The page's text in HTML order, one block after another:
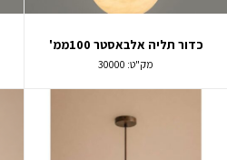
כדור תליה אלבאסטר 100ממ'
מק"ט: 30000